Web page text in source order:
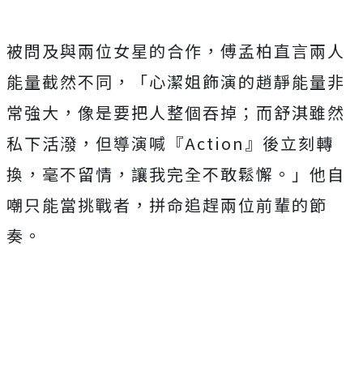
被問及與兩位女星的合作，傅孟柏直言兩人
能量截然不同，「心潔姐飾演的趙靜能量非
常強大，像是要把人整個吞掉；而舒淇雖然
私下活潑，但導演喊『Action』後立刻轉
換，毫不留情，讓我完全不敢鬆懈。」他自
嘲只能當挑戰者，拼命追趕兩位前輩的節
奏。